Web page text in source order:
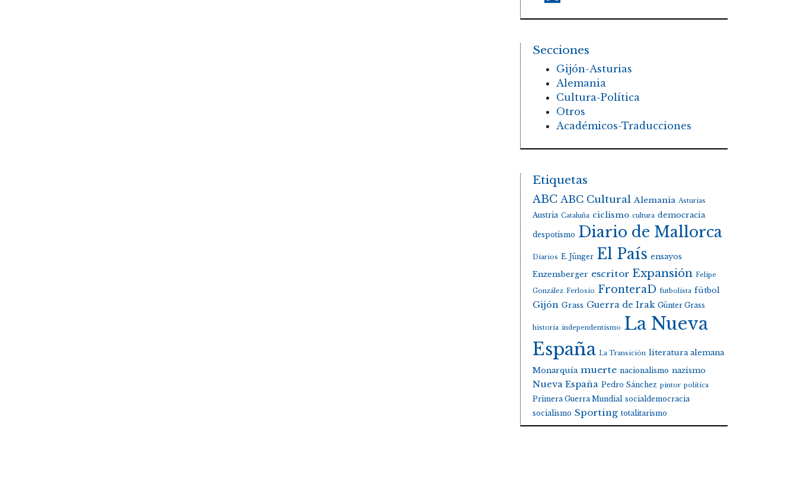
Secciones
Gijón-Asturias
Alemania
Cultura-Política
Otros
Académicos-Traducciones
Etiquetas
ABC ABC Cultural Alemania Asturias
Austria Cataluña ciclismo cultura democracia
despotismo Diario de Mallorca
Diarios E. Jünger El País ensayos
Enzensberger escritor Expansión Felipe
González Ferlosio FronteraD futbolista fútbol
Gijón Grass Guerra de Irak Günter Grass
historia independentismo La Nueva
España La Transición literatura alemana
Monarquía muerte nacionalismo nazismo
Nueva España Pedro Sánchez pintor política
Primera Guerra Mundial socialdemocracia
socialismo Sporting totalitarismo